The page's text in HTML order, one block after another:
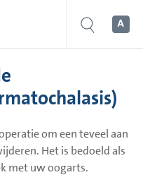
om een teveel aan
Het is bedoeld als
met uw oogarts.